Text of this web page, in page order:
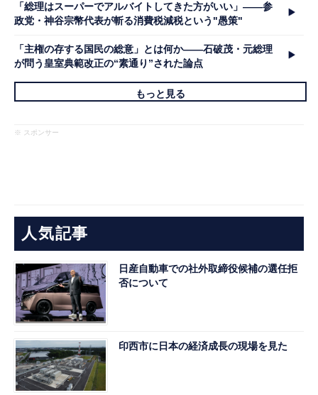
「総理はスーパーでアルバイトしてきた方がいい」――参
政党・神谷宗幣代表が斬る消費税減税という"愚策"
「主権の存する国民の総意」とは何か――石破茂・元総理
が問う皇室典範改正の“素通り”された論点
もっと見る
※ スポンサー
人気記事
日産自動車での社外取締役候補の選任拒
否について
印西市に日本の経済成長の現場を見た